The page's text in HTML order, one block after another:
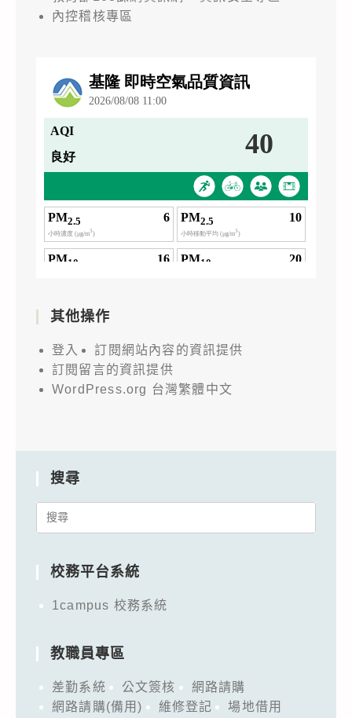
內控稽核專區
其他操作
登入
訂閱網站內容的資訊提供
訂閱留言的資訊提供
WordPress.org 台灣繁體中文
搜尋
Search
校務平台系統
1campus 校務系統
教職員專區
差勤系統 公文簽核
網路請購
網路請購(備用)
維修登記
場地借用